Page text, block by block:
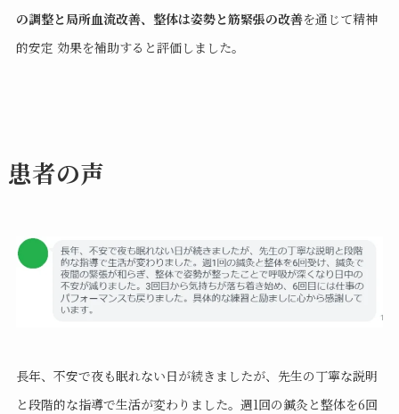
の調整と局所血流改善、整体は姿勢と筋緊張の改善を通じて精神
的安定 効果を補助すると評価しました。
患者の声
長年、不安で夜も眠れない日が続きましたが、先生の丁寧な説明
と段階的な指導で生活が変わりました。週1回の鍼灸と整体を6回